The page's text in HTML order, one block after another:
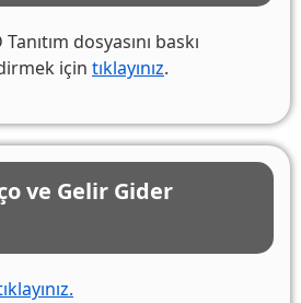
dosyasını baskı
için tıklayınız.
ve Gelir Gider